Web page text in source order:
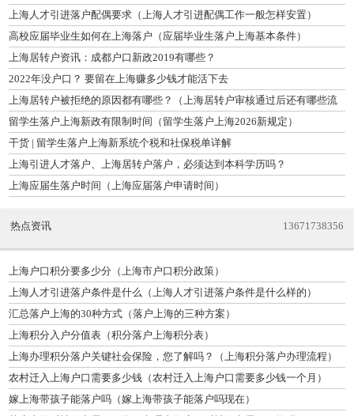
上海人才引进落户配偶要求（上海人才引进配偶工作一般怎样安置）
高校应届毕业生如何在上海落户（应届毕业生落户上海基本条件）
上海居转户资讯：成都户口新政2019有哪些？
2022年没户口？ 要留在上海赚多少钱才能活下去
上海居转户被拒绝的原因都有哪些？（上海居转户审核通过后还有哪些流
程）
留学生落户上海新政有限制时间（留学生落户上海2026新规定）
干货 | 留学生落户上海新系统个税和社保税单详解
上海引进人才落户、上海居转户落户，必须达到本科学历吗？
上海应届生落户时间（上海应届落户申请时间）
热点资讯 13671738356
上海户口积分要多少分（上海市户口积分政策）
上海人才引进落户条件是什么（上海人才引进落户条件是什么样的）
汇总落户上海的30种方式（落户上海的三种方案）
上海积分入户分值表（积分落户上海积分表）
上海办理积分落户关键社会保险，您了解吗？（上海积分落户办理流程）
农村迁入上海户口需要多少钱（农村迁入上海户口需要多少钱一个月）
嫁上海带孩子能落户吗（嫁上海带孩子能落户吗现在）